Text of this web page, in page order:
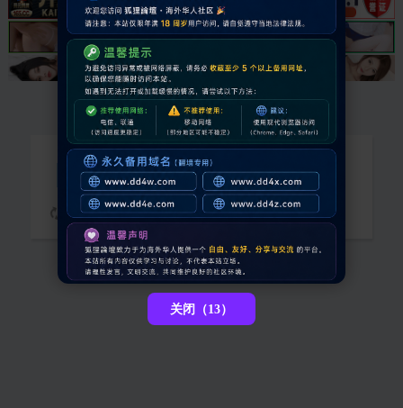
抱歉，您需要登录后才能查看
请稍候...
关闭（13）